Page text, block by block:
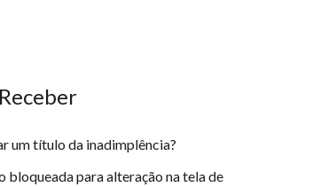
um título da inadimplência?
bloqueada para alteração na tela de